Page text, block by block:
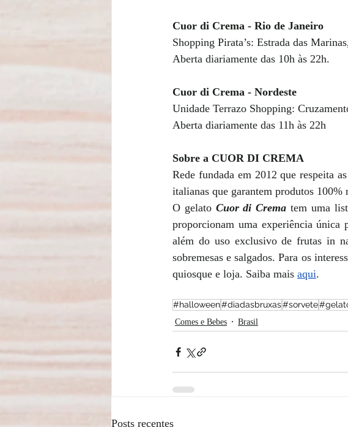
Cuor di Crema - Rio de Janeiro
Shopping Pirata’s: Estrada das
Aberta diariamente das 10h às 22h.
Cuor di Crema - Nordeste
Unidade Terrazo Shopping:
Aberta diariamente das 11h às 22h
Sobre a CUOR DI CREMA
Rede fundada em 2012 que respeita
italianas que garantem produtos 100%
O gelato Cuor di Crema tem uma
proporcionam uma experiência única
além do uso exclusivo de frutas in
sobremesas e salgados. Para os
quiosque e loja. Saiba mais aqui.
#halloween#diadasbruxas#sorvete
Comes e Bebes Brasil
Posts recentes